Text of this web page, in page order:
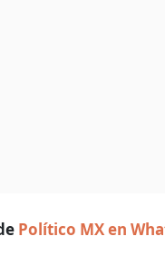
Político MX en